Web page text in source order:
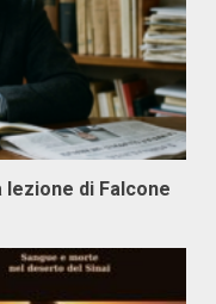
lezione di Falcone